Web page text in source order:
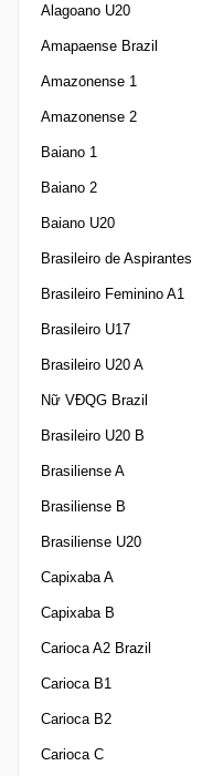
Alagoano U20
Amapaense Brazil
Amazonense 1
Amazonense 2
Baiano 1
Baiano 2
Baiano U20
Brasileiro de Aspirantes
Brasileiro Feminino A1
Brasileiro U17
Brasileiro U20 A
Nữ VĐQG Brazil
Brasileiro U20 B
Brasiliense A
Brasiliense B
Brasiliense U20
Capixaba A
Capixaba B
Carioca A2 Brazil
Carioca B1
Carioca B2
Carioca C